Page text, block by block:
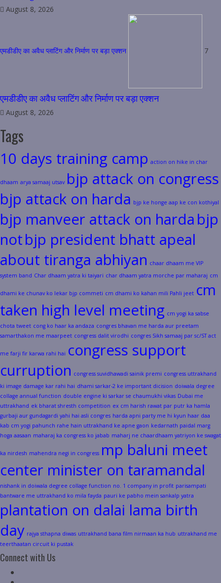
August 8, 2026
एमडीडीए का अवैध प्लाटिंग और निर्माण पर बड़ा एक्शन 7
एमडीडीए का अवैध प्लाटिंग और निर्माण पर बड़ा एक्शन
August 8, 2026
Tags
10 days training camp action on hike in char
dhaam arya samaaj utsav bjp attack on congress
bjp attack on harda bjp ke honge aap ke con kothiyal
bjp manveer attack on harda bjp
notbjp president bhatt apeal
about tiranga abhiyan chaar dhaam me VIP
system band Char dhaam yatra ki taiyari char dhaam yatra morche par maharaj cm
dhami ke chunav ko lekar bjp commeti cm dhami ko kahan mili Pahli jeet cm
taken high level meeting cm yogi ka sabse
chota tweet cong ko haar ka andaza congres bhavan me harda aur preetam
samarthakon me maarpeet congress dalit virodhi congres Sikh samaaj par sc/ST act
me farji fir karwa rahi hai congress support
curruption congress suvidhawadi sainik premi congress uttrakhand
ki image damage kar rahi hai dhami sarkar-2 ke important dicision doiwala degree
collage annual function double engine ki sarkar se chaumukhi vikas Dubai me
uttrakhand ek bharat shresth competition ex cm harish rawat par putr ka hamla
gurbaji aur gundagardi yahi hai asli congres harda apni party me hi kyun haar daa
kab cm yogi pahunch rahe hain uttrakhand ke apne gaon kedarnath paidal marg
hoga aasaan maharaj ka congress ko jabab maharj ne chaardhaam yatriyon ke swagat
ka nirdesh mahendra negi in congress mp baluni meet
center minister on taramandal
nishank in doiwala degree collage function no. 1 company in profit parisampati
bantware me uttrakhand ko mila fayda pauri ke pabho mein sankalp yatra
plantation on dalai lama birth
day rajya sthapna diwas uttrakhand bana film nirmaan ka hub uttrakhand me
teerthaatan circuit ki pustak
Connect with Us